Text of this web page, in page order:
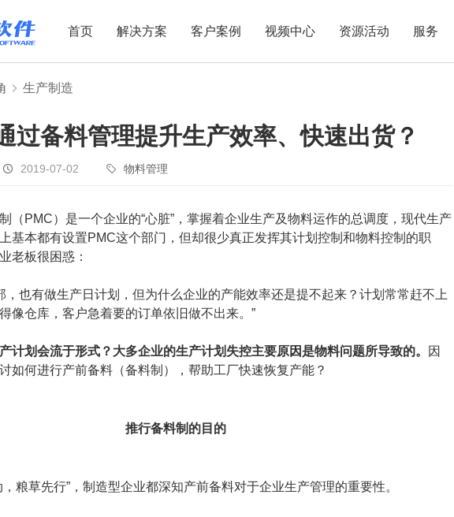
首页 解决方案
化
电子贸易
元器件贸易
大宗贸易
IC贸易行业
批发类销售
整合型贸易
工业设备贸易
生产管理
销售管理
成本核算
质量管理
数字车间
APS排程
移动报工
智能物流
交期管理
数据可视化
客户案例
机电设备 家用电器 电子制造
机械制造
视频中心 资源活动
市场活动
服务
售后服务
正航简介
生产制造
过备料管理提升生产效率、快速出货？
2019-07-02 物料管理
（PMC）是一个企业的“心脏”，掌握着企业生产及物料运作的总调度，现代生产
基本都有设置PMC这个部门，但却很少真正发挥其计划控制和物料控制的职
老板很困惑：
，也有做生产日计划，但为什么企业的产能效率还是提不起来？计划常常赶不上
像仓库，客户急着要的订单依旧做不出来。”
计划会流于形式？大多企业的生产计划失控主要原因是物料问题所导致的。
因
如何进行产前备料（备料制），帮助工厂快速恢复产能？
推行备料制的目的
粮草先行”，制造型企业都深知产前备料对于企业生产管理的重要性。